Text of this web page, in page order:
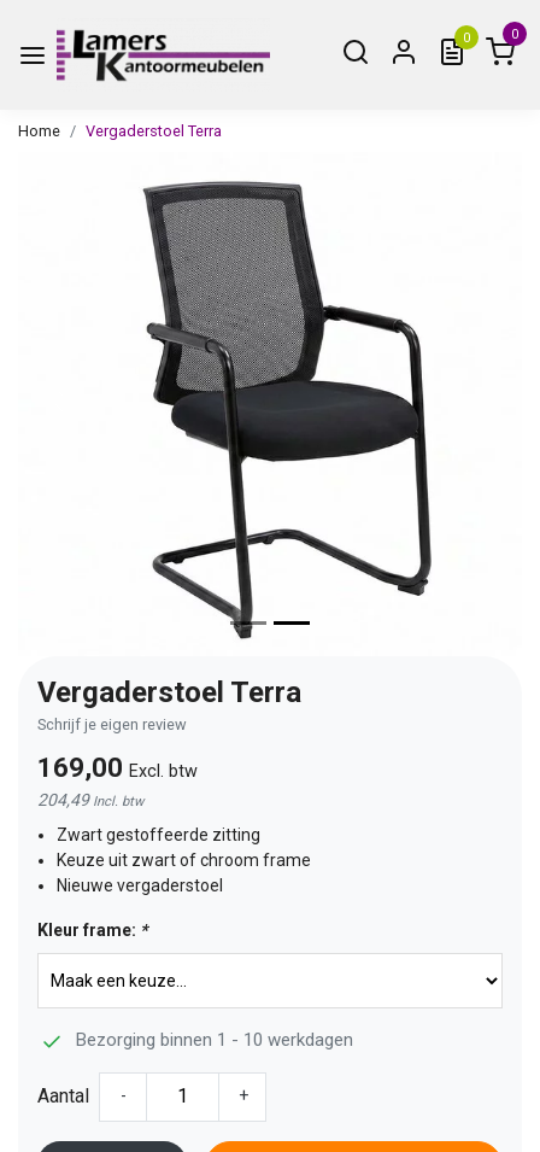
0 0
Home Vergaderstoel Terra
Vergaderstoel Terra
Schrijf je eigen review
169,00 Excl. btw
204,49 Incl. btw
Zwart gestoffeerde zitting
Keuze uit zwart of chroom frame
Nieuwe vergaderstoel
Kleur frame: *
Bezorging binnen 1 - 10 werkdagen
Aantal - +